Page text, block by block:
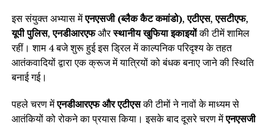
इस संयुक्त अभ्यास मेंएनएसजी (ब्लैक कैट कमांडो),एटीएस,एसटीएफ,
यूपी पुलिस,एनडीआरएफऔरस्थानीय खुफिया इकाइयोंकी टीमें शामिल
रहीं। शाम 4 बजे शुरू हुई इस ड्रिल में काल्पनिक परिदृश्य के तहत
आतंकवादियों द्वारा एक क्रूज में यात्रियों को बंधक बनाए जाने की स्थिति
बनाई गई।
पहले चरण मेंएनडीआरएफ और एटीएसकी टीमों ने नावों के माध्यम से
आतंकियों को रोकने का प्रयास किया। इसके बाद दूसरे चरण मेंएनएसजी